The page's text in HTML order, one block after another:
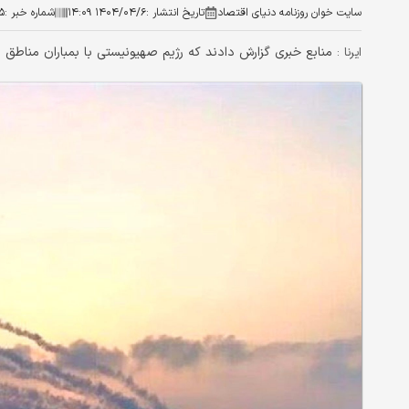
سایت خوان روزنامه دنیای اقتصاد تاریخ انتشار :۱۴۰۴/۰۴/۶ ۱۴:۰۹ شماره خبر :
ایرنا : منابع خبری گزارش دادند که رژیم صهیونیستی با بمباران